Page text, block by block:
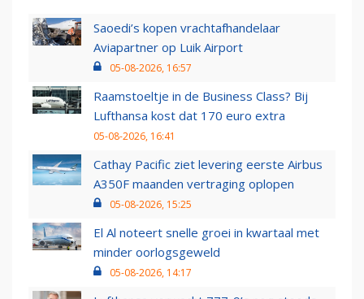
Saoedi’s kopen vrachtafhandelaar
Aviapartner op Luik Airport
05-08-2026, 16:57
Raamstoeltje in de Business Class? Bij
Lufthansa kost dat 170 euro extra
05-08-2026, 16:41
Cathay Pacific ziet levering eerste Airbus
A350F maanden vertraging oplopen
05-08-2026, 15:25
El Al noteert snelle groei in kwartaal met
minder oorlogsgeweld
05-08-2026, 14:17